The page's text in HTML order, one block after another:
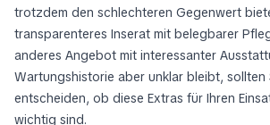
trotzdem den schlechteren Gegenwert
transparenteres Inserat mit belegbarer
anderes Angebot mit interessanter
Wartungshistorie aber unklar bleibt, sollten
entscheiden, ob diese Extras für Ihren
wichtig sind.